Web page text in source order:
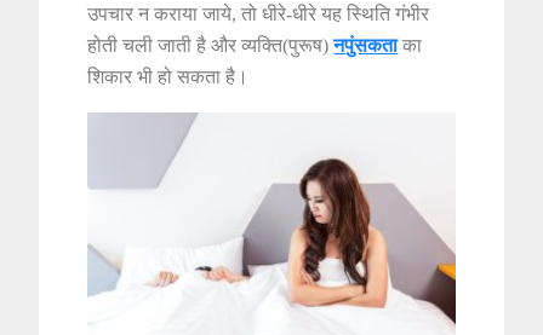
उपचार न कराया जाये, तो धीरे-धीरे यह स्थिति गंभीर
होती चली जाती है और व्यक्ति(पुरूष)नपुंसकताका
शिकार भी हो सकता है।